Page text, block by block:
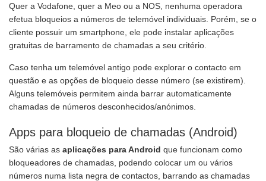
Quer a Vodafone, quer a Meo ou a NOS, nenhuma operadora
efetua bloqueios a números de telemóvel individuais. Porém, se o
cliente possuir um smartphone, ele pode instalar aplicações
gratuitas de barramento de chamadas a seu critério.
Caso tenha um telemóvel antigo pode explorar o contacto em
questão e as opções de bloqueio desse número (se existirem).
Alguns telemóveis permitem ainda barrar automaticamente
chamadas de números desconhecidos/anónimos.
Apps para bloqueio de chamadas (Android)
São várias as aplicações para Android que funcionam como
bloqueadores de chamadas, podendo colocar um ou vários
números numa lista negra de contactos, barrando as chamadas